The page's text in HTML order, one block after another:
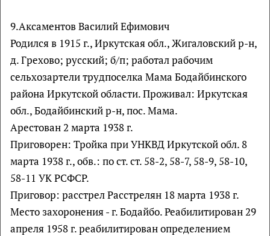
9.Аксаментов Василий Ефимович
Родился в 1915 г., Иркутская обл., Жигаловский р-н,
д. Грехово; русский; б/п; работал рабочим
сельхозартели трудпоселка Мама Бодайбинского
района Иркутской области. Проживал: Иркутская
обл., Бодайбинский р-н, пос. Мама.
Арестован 2 марта 1938 г.
Приговорен: Тройка при УНКВД Иркутской обл. 8
марта 1938 г., обв.: по ст. ст. 58-2, 58-7, 58-9, 58-10,
58-11 УК РСФСР.
Приговор: расстрел Расстрелян 18 марта 1938 г.
Место захоронения - г. Бодайбо. Реабилитирован 29
апреля 1958 г. реабилитирован определением